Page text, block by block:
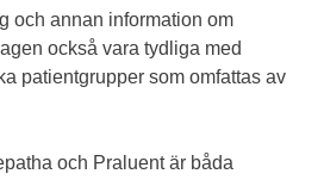
och annan information om
också vara tydliga med
patientgrupper som omfattas av
och Praluent är båda